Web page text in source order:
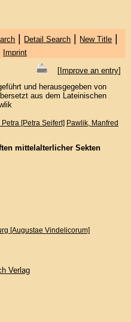
| Detail Search | New Title |
Imprint
[Improve an entry]
und herausgegeben von
aus dem Lateinischen
Petra [Petra Seifert] Pawlik, Manfred
mittelalterlicher Sekten
[Augustae Vindelicorum]
Verlag